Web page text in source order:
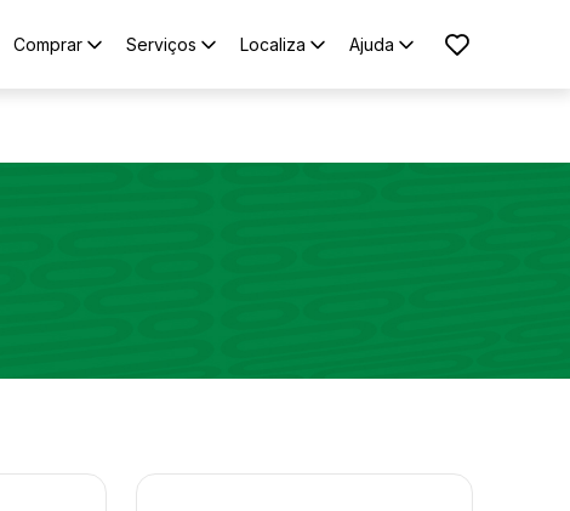
Comprar Serviços Localiza Ajuda